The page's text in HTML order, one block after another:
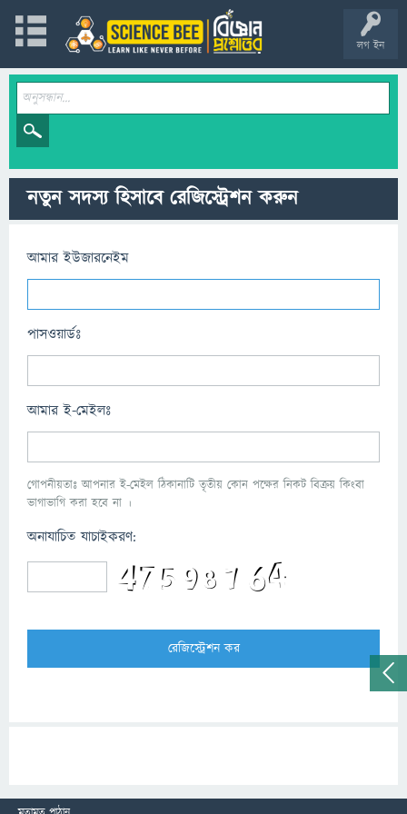
লগ ইন
নতুন সদস্য হিসাবে রেজিস্ট্রেশন করুন
আমার ইউজারনেইম
পাসওয়ার্ডঃ
আমার ই-মেইলঃ
গোপনীয়তাঃ আপনার ই-মেইল ঠিকানাটি তৃতীয় কোন পক্ষের নিকট বিক্রয় কিংবা
ভাগাভাগি করা হবে না ।
অনাযাচিত যাচাইকরণ: